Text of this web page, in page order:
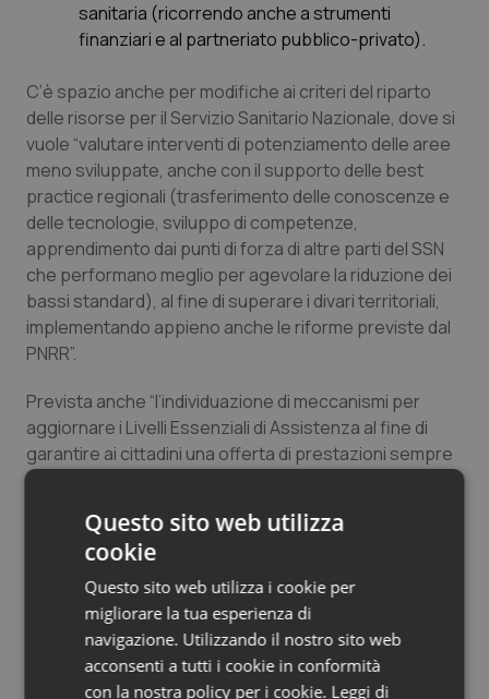
Tumori del Polmone & Testa Collo
Tumori gastrointestinali
Ulcera & Reflusso
Vaccini
sanitaria (ricorrendo anche a strumenti
finanziari e al partneriato pubblico-privato).
C’è spazio anche per modifiche ai criteri del riparto
delle risorse per il Servizio Sanitario Nazionale, dove si
vuole “valutare interventi di potenziamento delle aree
meno sviluppate, anche con il supporto delle best
practice regionali (trasferimento delle conoscenze e
delle tecnologie, sviluppo di competenze,
apprendimento dai punti di forza di altre parti del SSN
che performano meglio per agevolare la riduzione dei
bassi standard), al fine di superare i divari territoriali,
implementando appieno anche le riforme previste dal
PNRR”.
Prevista anche “l’individuazione di meccanismi per
aggiornare i Livelli Essenziali di Assistenza al fine di
garantire ai cittadini una offerta di prestazioni sempre
più ampia e corrispondente alle reali richieste di salute.
sostenibilità attraverso oculati processi di
disinvestimento da pratiche obsolete o addirittura
dannose (cd. de-listing)”.
C’è spazio anche per la prevenzione. “Col fine di
migliorare il benessere dei cittadini – prosegue il PSB –
e ridurre le spese, si intende iniziare una serie di
Questo sito web utilizza
cookie
Questo sito web utilizza i cookie per
migliorare la tua esperienza di
navigazione. Utilizzando il nostro sito web
acconsenti a tutti i cookie in conformità
con la nostra policy per i cookie. Leggi di